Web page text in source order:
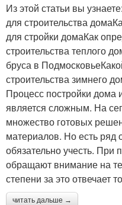
Из этой статьи вы
для строительства
для стройки домаКак
строительства теплого
бруса в
строительства зимнего
Процесс постройки дома
является сложным. На
множество готовых
материалов. Но есть ряд
обязательно учесть. При
обращают внимание на
степени за это отвечает
читать дальше →